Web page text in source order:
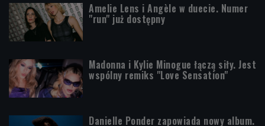
Amelie Lens i Angèle w duecie. Numer
"run" już dostępny
Madonna i Kylie Minogue łączą siły. Jest
wspólny remiks "Love Sensation"
Danielle Ponder zapowiada nowy album.